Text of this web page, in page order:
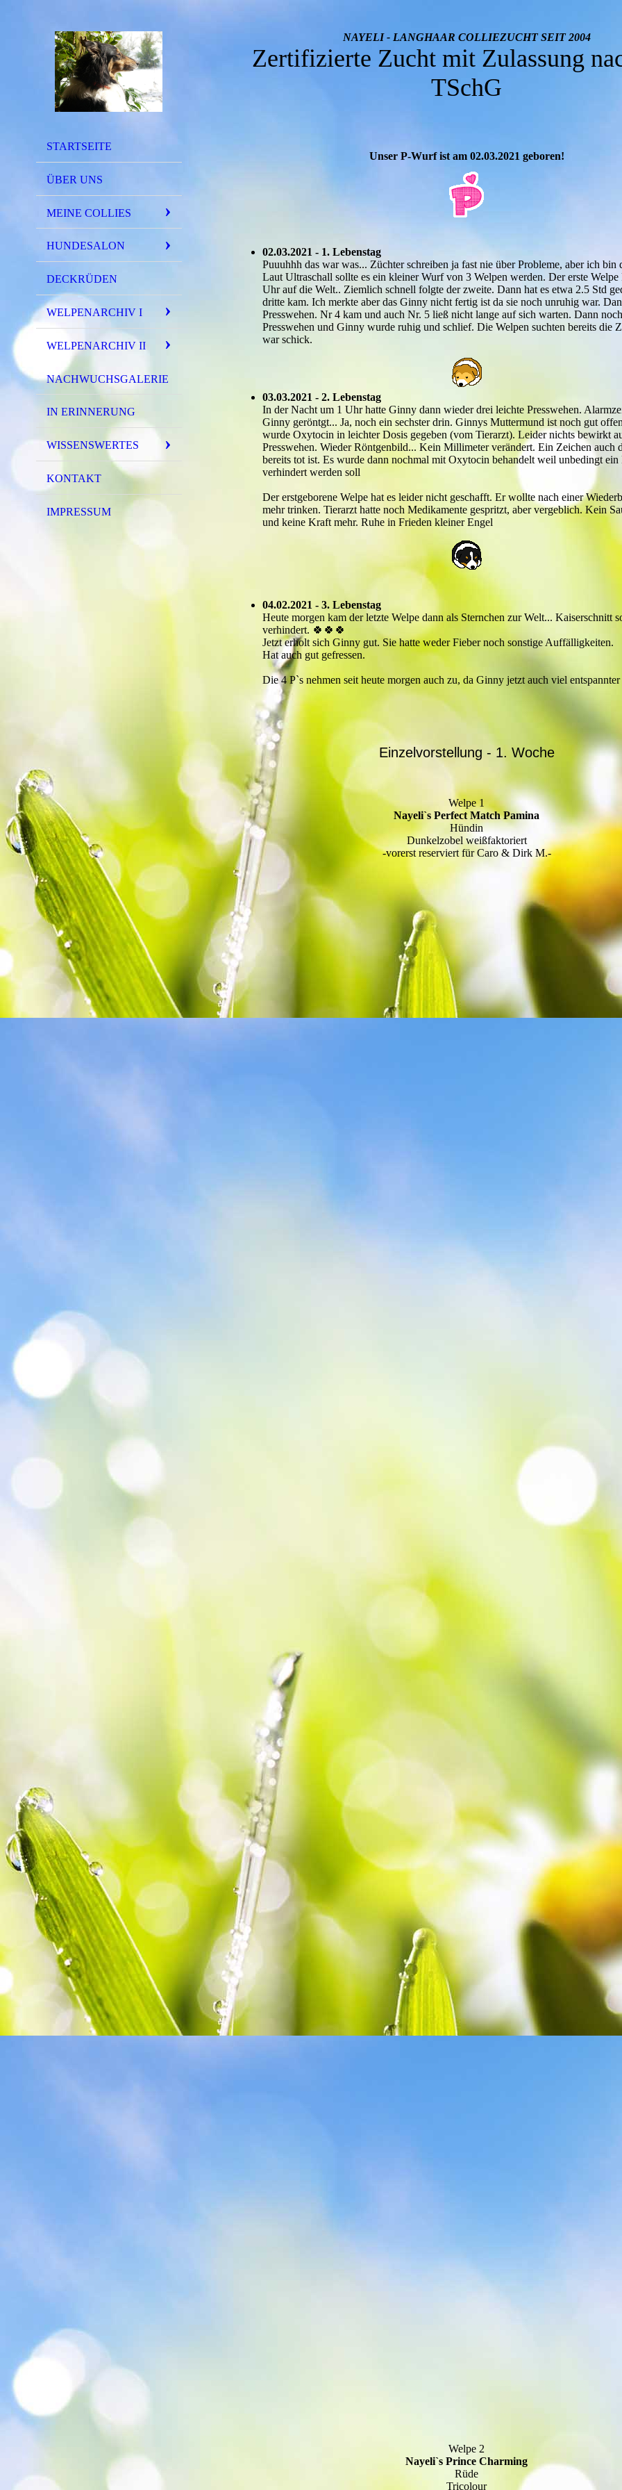
STARTSEITE
ÜBER UNS
MEINE COLLIES
HUNDESALON
DECKRÜDEN
WELPENARCHIV I
WELPENARCHIV II
NACHWUCHSGALERIE
IN ERINNERUNG
WISSENSWERTES
KONTAKT
IMPRESSUM
NAYELI - LANGHAAR COLLIEZUCHT SEIT2004
Zertifizierte Zucht mit Zulassung
TSchG
Unser P-Wurf ist am 02.03.2021 geboren!
02.03.2021 - 1. Lebenstag
Puuuhhh das war was... Züchter schreiben ja fast nie über Probleme, aber ich bin
Laut Ultraschall sollte es ein kleiner Wurf von 3 Welpen werden. Der erste Welpe
Uhr auf die Welt.. Ziemlich schnell folgte der zweite. Dann hat es etwa 2.5 Std
dritte kam. Ich merkte aber das Ginny nicht fertig ist da sie noch unruhig war.
Presswehen. Nr 4 kam und auch Nr. 5 ließ nicht lange auf sich warten. Dann
Presswehen und Ginny wurde ruhig und schlief. Die Welpen suchten bereits die
war schick.
03.03.2021 - 2. Lebenstag
In der Nacht um 1 Uhr hatte Ginny dann wieder drei leichte Presswehen.
Ginny geröntgt... Ja, noch ein sechster drin. Ginnys Muttermund ist noch gut
wurde Oxytocin in leichter Dosis gegeben (vom Tierarzt). Leider nichts bewirkt
Presswehen. Wieder Röntgenbild... Kein Millimeter verändert. Ein Zeichen auch
bereits tot ist. Es wurde dann nochmal mit Oxytocin behandelt weil unbedingt ein
verhindert werden soll
Der erstgeborene Welpe hat es leider nicht geschafft. Er wollte nach einer
mehr trinken. Tierarzt hatte noch Medikamente gespritzt, aber vergeblich. Kein
und keine Kraft mehr. Ruhe in Frieden kleiner Engel
04.02.2021 - 3. Lebenstag
Heute morgen kam der letzte Welpe dann als Sternchen zur Welt... Kaiserschnitt
verhindert. 🍀🍀🍀
Jetzt erholt sich Ginny gut. Sie hatte weder Fieber noch sonstige Auffälligkeiten.
Hat auch gut gefressen.
Die 4 P`s nehmen seit heute morgen auch zu, da Ginny jetzt auch viel entspannter
Einzelvorstellung - 1. Woche
Welpe 1
Nayeli`s Perfect Match Pamina
Hündin
Dunkelzobel weißfaktoriert
-vorerst reserviert für Caro & Dirk M.-
Welpe 2
Nayeli`s Prince Charming
Rüde
Tricolour